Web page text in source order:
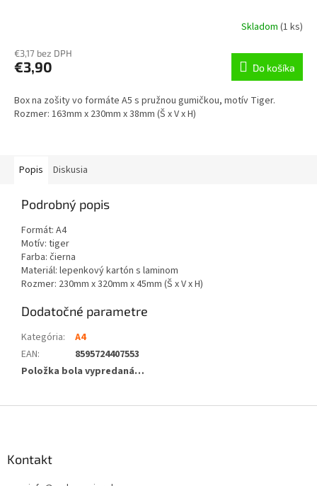
Skladom (1 ks)
€3,17 bez DPH
€3,90 Do košíka
Box na zošity vo formáte A5 s pružnou gumičkou, motív Tiger.
Rozmer: 163mm x 230mm x 38mm (Š x V x H)
Popis Diskusia
Podrobný popis
Formát: A4
Motív: tiger
Farba: čierna
Materiál: lepenkový kartón s laminom
Rozmer: 230mm x 320mm x 45mm (Š x V x H)
Dodatočné parametre
Kategória:
A4
EAN:
8595724407553
Položka bola vypredaná…
Kontakt